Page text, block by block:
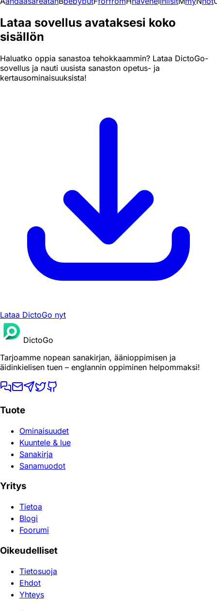
Lataa sovellus avataksesi koko
sisällön
Haluatko oppia sanastoa tehokkaammin? Lataa DictoGo-
sovellus ja nauti uusista sanaston opetus- ja
kertausominaisuuksista!
Lataa DictoGo nyt
DictoGo
Tarjoamme nopean sanakirjan, äänioppimisen ja
äidinkielisen tuen – englannin oppiminen helpommaksi!
Tuote
Ominaisuudet
Kuuntele & lue
Sanakirja
Sanamuodot
Yritys
Tietoa
Blogi
Foorumi
Oikeudelliset
Tietosuoja
Ehdot
Yhteys